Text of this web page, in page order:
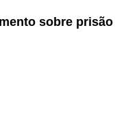
sobre prisão